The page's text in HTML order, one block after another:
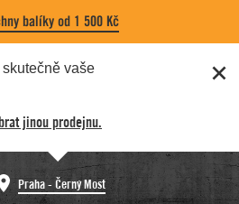
balíky od 1 500 Kč
skutečně vaše
jinou prodejnu.
Praha - Černý Most